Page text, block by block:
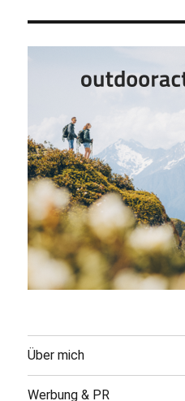
Über mich
Werbung & PR